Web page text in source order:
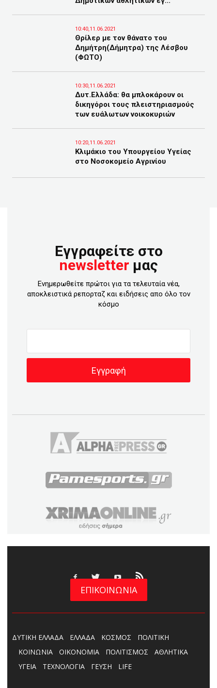
10:40,11.06.2021
Θρίλερ με τον θάνατο του
Δημήτρη(Δήμητρα) της Λέσβου
(ΦΩΤΟ)
10:30,11.06.2021
Δυτ.Ελλάδα: θα μπλοκάρουν οι
δικηγόροι τους πλειστηριασμούς
των ευάλωτων νοικοκυριών
10:20,11.06.2021
Κλιμάκιο του Υπουργείου Υγείας
στο Νοσοκομείο Αγρινίου
Εγγραφείτε στο
newsletter μας
Ενημερωθείτε πρώτοι για τα τελευταία νέα,
αποκλειστικά ρεπορταζ και ειδήσεις απο όλο τον
κόσμο
ΕΠΙΚΟΙΝΩΝΙΑ
ΔΥΤΙΚΗ ΕΛΛΑΔΑ ΕΛΛΑΔΑ ΚΟΣΜΟΣ
ΠΟΛΙΤΙΚΗ
ΚΟΙΝΩΝΙΑ
ΟΙΚΟΝΟΜΙΑ ΠΟΛΙΤΙΣΜΟΣ
ΑΘΛΗΤΙΚΑ
ΥΓΕΙΑ
ΤΕΧΝΟΛΟΓΙΑ ΓΕΥΣΗ LIFE